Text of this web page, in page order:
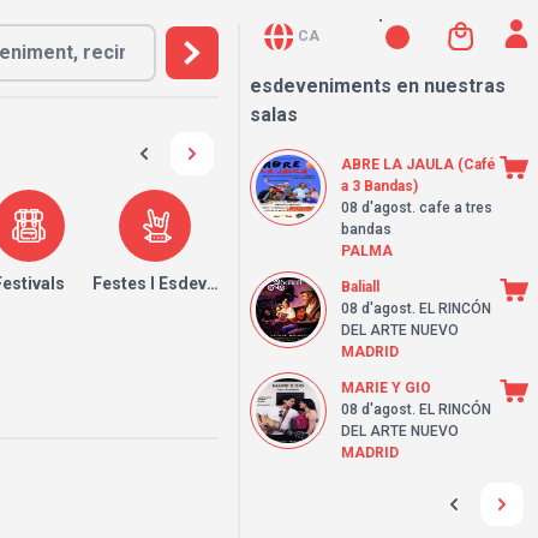
Festes I Esdeveniments
CA
esdeveniments en nuestras
salas
ABRE LA JAULA (Café
a 3 Bandas)
08 d'agost. cafe a tres
bandas
PALMA
Baliall
08 d'agost. EL RINCÓN
DEL ARTE NUEVO
MADRID
MARIE Y GIO
08 d'agost. EL RINCÓN
DEL ARTE NUEVO
MADRID